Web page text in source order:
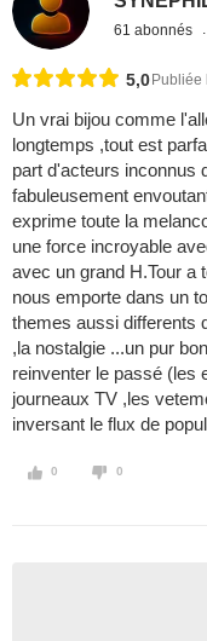
61 abonnés
5,0 Publiée
Un vrai bijou comme
longtemps ,tout est
part d'acteurs inconnus
fabuleusement
exprime toute la
une force incroyable
avec un grand H.Tour a
nous emporte dans un
themes aussi differents
,la nostalgie ...un pur
reinventer le passé (les
journeaux TV ,les
inversant le flux de
0 0